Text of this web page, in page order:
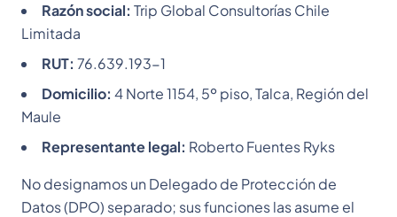
Razón social: Trip Global Consultorías Chile
Limitada
RUT: 76.639.193-1
Domicilio: 4 Norte 1154, 5º piso, Talca, Región del
Maule
Representante legal: Roberto Fuentes Ryks
No designamos un Delegado de Protección de
Datos (DPO) separado; sus funciones las asume el